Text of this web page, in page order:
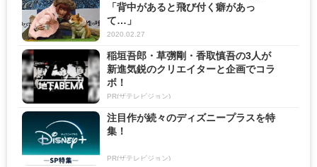
「背中があると飛び付く癖があっ
て…」
2020.02.27
稲垣吾郎・草彅剛・香取慎吾の3人が
新進気鋭のクリエイターと企画でコラ
ボ！
PR(ザテレビジョン)
注目作が続々のディズニープラスを特
集！
PR(ザテレビジョン)